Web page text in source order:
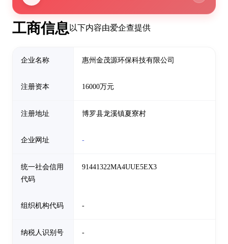
工商信息 以下内容由爱企查提供
企业名称 惠州金茂源环保科技有限公司
注册资本 16000万元
注册地址 博罗县龙溪镇夏寮村
企业网址 -
统一社会信用
代码
91441322MA4UUE5EX3
组织机构代码 -
纳税人识别号 -